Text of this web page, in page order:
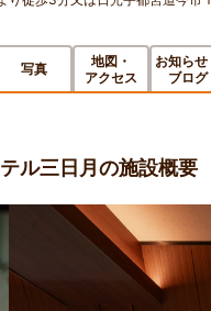
写真
地図・
アクセス
お知らせ
ブログ
ル三日月の施設概要